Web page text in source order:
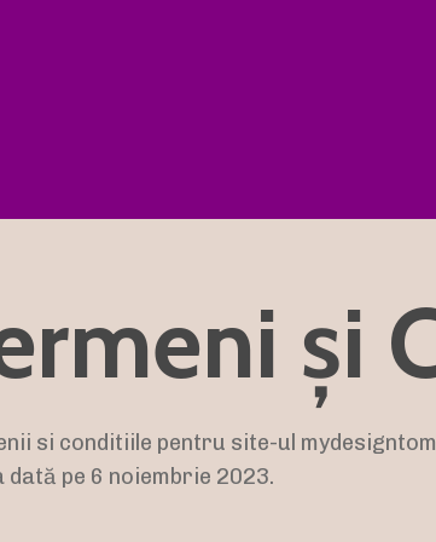
și
si conditiile pentru site-ul
dată pe 6 noiembrie 2023.